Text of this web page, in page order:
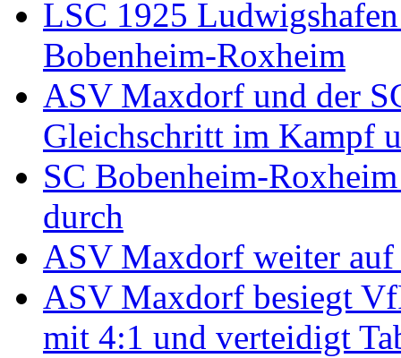
LSC 1925
Bobenheim-Roxheim
ASV Maxdorf und der
Gleichschritt im Kampf
SC Bobenheim-
durch
ASV Maxdorf weiter auf
ASV Maxdorf besiegt
mit 4:1 und verteidigt